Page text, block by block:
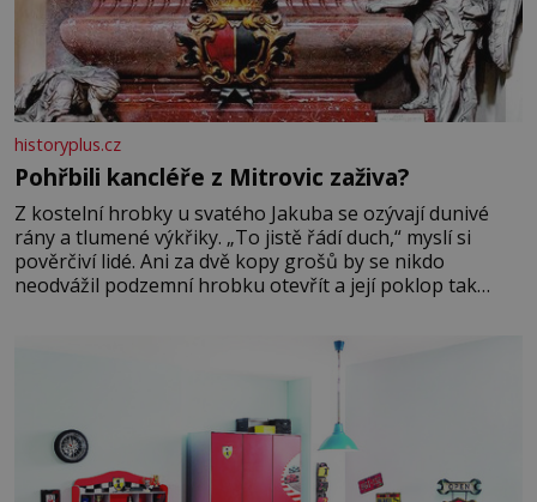
historyplus.cz
Pohřbili kancléře z Mitrovic zaživa?
Z kostelní hrobky u svatého Jakuba se ozývají dunivé
rány a tlumené výkřiky. „To jistě řádí duch,“ myslí si
pověrčiví lidé. Ani za dvě kopy grošů by se nikdo
neodvážil podzemní hrobku otevřít a její poklop tak